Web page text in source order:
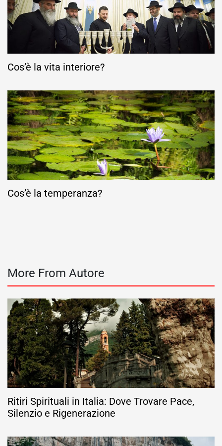
Cos’è la vita interiore?
Cos’è la temperanza?
More From Autore
Ritiri Spirituali in Italia: Dove Trovare Pace,
Silenzio e Rigenerazione